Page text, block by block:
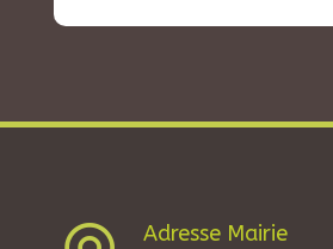
Adresse Mairie